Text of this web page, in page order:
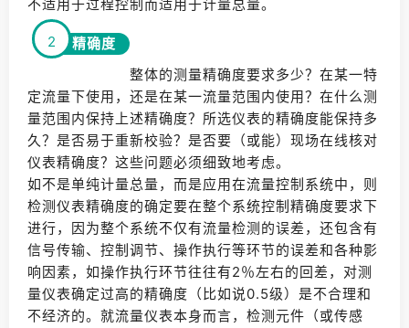
不适用于过程控制而适用于计量总量。
2
精确度
整体的测量精确度要求多少？在某一特
定流量下使用，还是在某一流量范围内使用？在什么测
量范围内保持上述精确度？所选仪表的精确度能保持多
久？是否易于重新校验？是否要（或能）现场在线核对
仪表精确度？这些问题必须细致地考虑。
如不是单纯计量总量，而是应用在流量控制系统中，则
检测仪表精确度的确定要在整个系统控制精确度要求下
进行，因为整个系统不仅有流量检测的误差，还包含有
信号传输、控制调节、操作执行等环节的误差和各种影
响因素，如操作执行环节往往有2％左右的回差，对测
量仪表确定过高的精确度（比如说0.5级）是不合理和
不经济的。就流量仪表本身而言，检测元件（或传感